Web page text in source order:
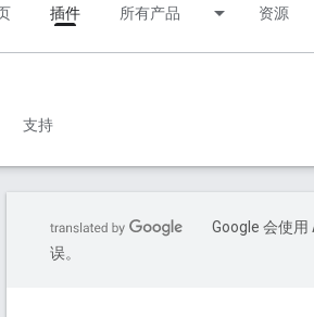
插件 所有产品 资源
支持
Google 会使
误。